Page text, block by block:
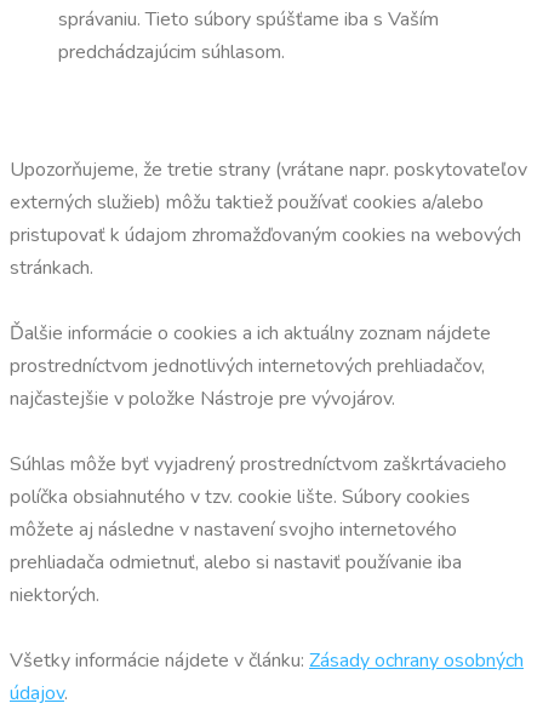
správaniu. Tieto súbory spúšťame iba s Vaším
predchádzajúcim súhlasom.
Upozorňujeme, že tretie strany (vrátane napr. poskytovateľov
externých služieb) môžu taktiež používať cookies a/alebo
pristupovať k údajom zhromažďovaným cookies na webových
stránkach.
Ďalšie informácie o cookies a ich aktuálny zoznam nájdete
prostredníctvom jednotlivých internetových prehliadačov,
najčastejšie v položke Nástroje pre vývojárov.
Súhlas môže byť vyjadrený prostredníctvom zaškrtávacieho
políčka obsiahnutého v tzv. cookie lište. Súbory cookies
môžete aj následne v nastavení svojho internetového
prehliadača odmietnuť, alebo si nastaviť používanie iba
niektorých.
Všetky informácie nájdete v článku: Zásady ochrany osobných
údajov.